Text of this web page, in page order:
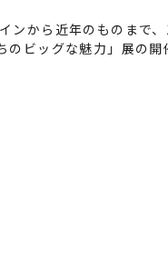
ンから近年のものまで
ビッグな魅力」展の